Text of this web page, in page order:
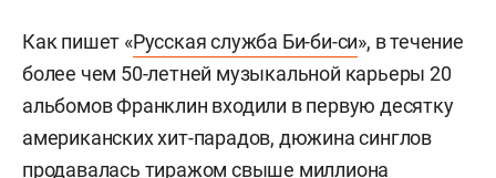
Как пишет «Русская служба Би-би-си», в течение
более чем 50-летней музыкальной карьеры 20
альбомов Франклин входили в первую десятку
американских хит-парадов, дюжина синглов
продавалась тиражом свыше миллиона